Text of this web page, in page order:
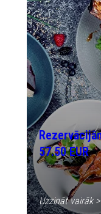
57.50 EUR
Uzzināt vairāk >